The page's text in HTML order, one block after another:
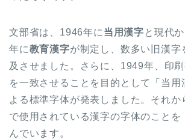
文部省は、1946年に 当用漢字 と現代
年に教育漢字が制定し、数多い旧漢字
及させました。さらに、1949年、印
を一致させることを目的として「当用
よる標準字体が発表しました。それか
で使用されている漢字の字体のことを
んでいます。